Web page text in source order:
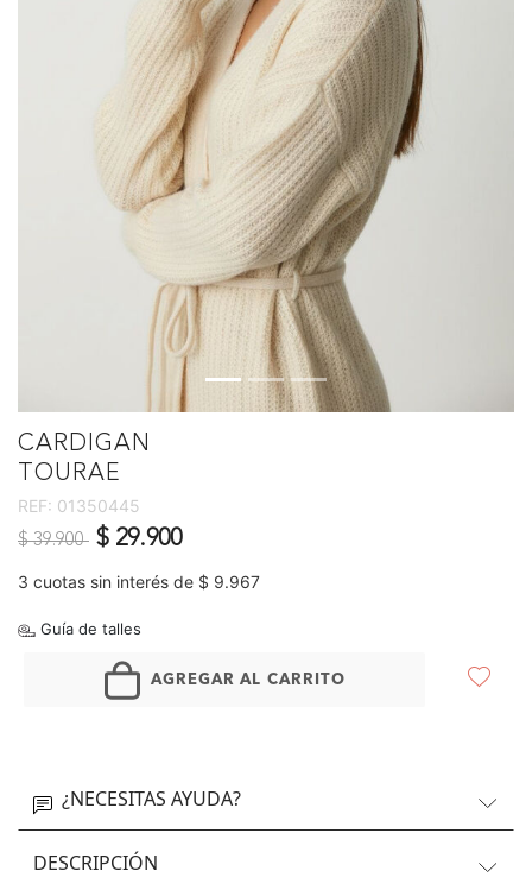
CARDIGAN
TOURAE
REF: 01350445
Precio reducido de
$ 39.900 a$ 29.900
3 cuotas sin interés de $ 9.967
Guía de talles
AGREGAR AL CARRITO
¿NECESITAS AYUDA?
DESCRIPCIÓN